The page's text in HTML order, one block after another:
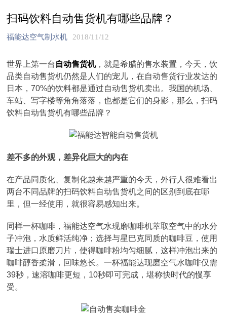
扫码饮料自动售货机有哪些品牌？
福能达空气制水机 2018/11/12
世界上第一台 自动售货机，就是希腊的售水装置，今天，饮
品类自动售货机仍然是人们的宠儿，在自动售货行业发达的
日本，70%的饮料都是通过自动售货机卖出。我国的机场、
车站、写字楼等角角落落，也都是它们的身影，那么，扫码
饮料自动售货机有哪些品牌？
差不多的外观，差异化巨大的内在
在产品同质化、复制化越来越严重的今天，外行人很难看出
两台不同品牌的扫码饮料自动售货机之间的区别到底在哪
里，但一经使用，就很容易感知出来。
同样一杯咖啡，福能达空气水现磨咖啡机萃取空气中的水分
子冲泡，水质鲜活纯净；选择与星巴克同质的咖啡豆，使用
瑞士进口原磨刀片，使得咖啡粉均匀细腻，这样冲泡出来的
咖啡醇香柔滑，回味悠长。一杯福能达现磨空气水咖啡仅需
39秒，速溶咖啡更短，10秒即可完成，堪称快时代的慢享
受。